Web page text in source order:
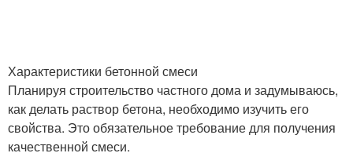
Характеристики бетонной смеси
Планируя строительство частного дома и задумываюсь,
как делать раствор бетона, необходимо изучить его
свойства. Это обязательное требование для получения
качественной смеси.